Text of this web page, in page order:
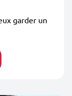
garder un